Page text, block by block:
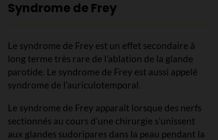
Syndrome de Frey
Le syndrome de Frey est un effet secondaire à
long terme très rare de l’ablation de la glande
parotide. Le syndrome de Frey est aussi appelé
syndrome de l'auriculotemporal.
Le syndrome de Frey apparaît lorsque des nerfs
sectionnés au cours d’une chirurgie s’unissent
aux glandes sudoripares dans la peau pendant la